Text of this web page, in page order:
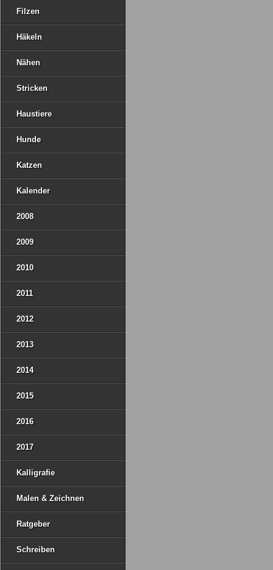
Filzen
Häkeln
Nähen
Stricken
Haustiere
Hunde
Katzen
Kalender
2008
2009
2010
2011
2012
2013
2014
2015
2016
2017
Kalligrafie
Malen & Zeichnen
Ratgeber
Schreiben